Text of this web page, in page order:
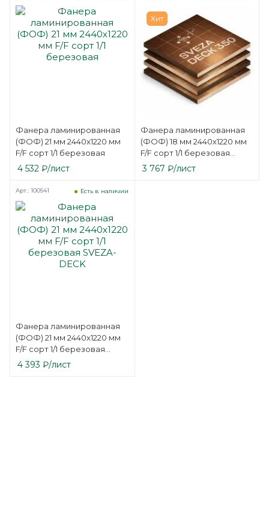
Фанера ламинированная
(ФОФ) 21 мм 2440х1220 мм
F/F сорт 1/1 березовая
4 532 ₽/лист
Хит
Фанера ламинированная
(ФОФ) 18 мм 2440х1220 мм
F/F сорт 1/1 березовая
SVEZA-DECK
3 767 ₽/лист
Фанера ламинированная
(ФОФ) 21 мм 2440х1220 мм
F/F сорт 1/1 березовая
SVEZA-DECK
Есть в наличии
Арт.: 100541
4 393 ₽/лист